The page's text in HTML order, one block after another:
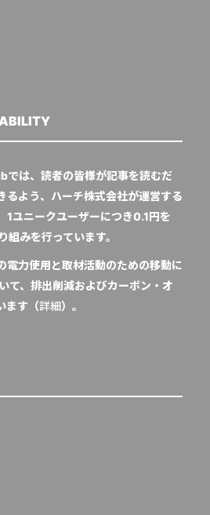
は、読者の皆様が記事を読むだ
るよう、ハーチ株式会社が運営する
1ユニークユーザーにつき0.1円を
みを行っています。
電力使用と取材活動のための移動に
て、排出削減およびカーボン・オ
ます（詳細）。